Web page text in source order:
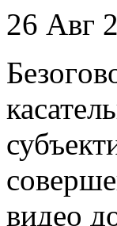
26 Авг
видео